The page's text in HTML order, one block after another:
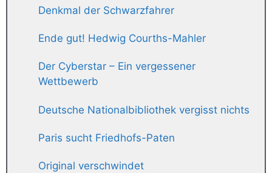
Denkmal der Schwarzfahrer
Ende gut! Hedwig Courths-Mahler
Der Cyberstar – Ein vergessener
Wettbewerb
Deutsche Nationalbibliothek vergisst nichts
Paris sucht Friedhofs-Paten
Original verschwindet